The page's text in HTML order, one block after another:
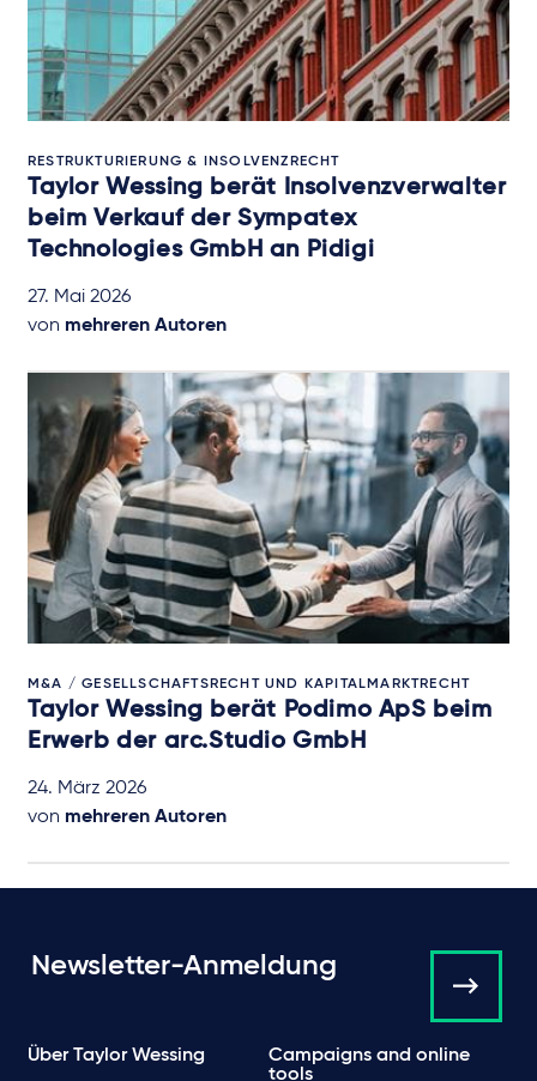
RESTRUKTURIERUNG & INSOLVENZRECHT
Taylor Wessing berät Insolvenzverwalter
beim Verkauf der Sympatex
Technologies GmbH an Pidigi
27. Mai 2026
von mehreren Autoren
M&A / GESELLSCHAFTSRECHT UND KAPITALMARKTRECHT
Taylor Wessing berät Podimo ApS beim
Erwerb der arc.Studio GmbH
24. März 2026
von mehreren Autoren
Newsletter-Anmeldung
Über Taylor Wessing
Campaigns and online
tools